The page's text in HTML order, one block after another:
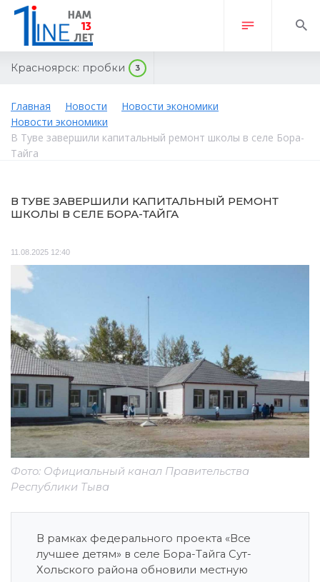
Красноярск: пробки 3
Главная Новости
Новости экономики
Новости экономики
В Туве завершили капитальный ремонт школы в селе Бора-
Тайга
В ТУВЕ ЗАВЕРШИЛИ КАПИТАЛЬНЫЙ РЕМОНТ
ШКОЛЫ В СЕЛЕ БОРА-ТАЙГА
11.08.2025 12:40
Фото: Официальный канал Правительства
Республики Тыва
В рамках федерального проекта «Все
лучшее детям» в селе Бора-Тайга Сут-
Хольского района обновили местную